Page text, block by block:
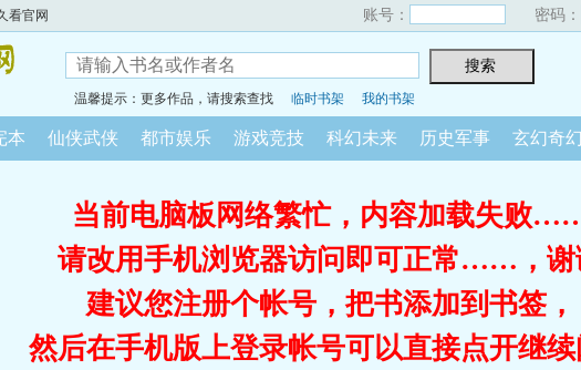
看官网 账号： 密码：
温馨提示：更多作品，请搜索查找 临时书架 我的书架
本 仙侠武侠 都市娱乐 游戏竞技 科幻未来 历史军事 玄幻奇幻
当前电脑板网络繁忙，内容加载失败
请改用手机浏览器访问即可正常……，谢
建议您注册个帐号，把书添加到书签，
然后在手机版上登录帐号可以直接点开继